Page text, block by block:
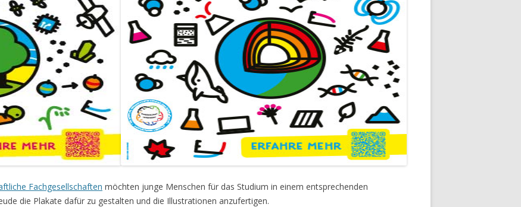
Fachgesellschaften möchten junge Menschen für das Studium in einem entsprechenden
die Plakate dafür zu gestalten und die Illustrationen anzufertigen.